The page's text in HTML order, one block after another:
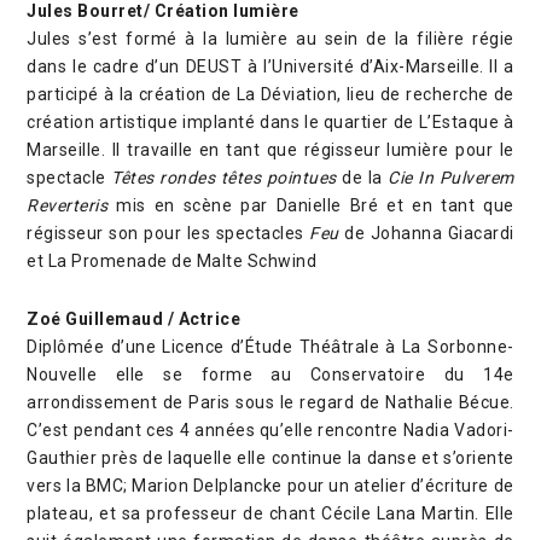
Jules Bourret/ Création lumière
Jules s’est formé à la lumière au sein de la filière régie
dans le cadre d’un DEUST à l’Université d’Aix-Marseille. Il a
participé à la création de La Déviation, lieu de recherche de
création artistique implanté dans le quartier de L’Estaque à
Marseille. Il travaille en tant que régisseur lumière pour le
spectacle Têtes rondes têtes pointuesde la Cie In Pulverem
Reverterismis en scène par Danielle Bré et en tant que
régisseur son pour les spectacles Feude Johanna Giacardi
et La Promenade de Malte Schwind
Zoé Guillemaud / Actrice
Diplômée d’une Licence d’Étude Théâtrale à La Sorbonne-
Nouvelle elle se forme au Conservatoire du 14e
arrondissement de Paris sous le regard de Nathalie Bécue.
C’est pendant ces 4 années qu’elle rencontre Nadia Vadori-
Gauthier près de laquelle elle continue la danse et s’oriente
vers la BMC; Marion Delplancke pour un atelier d’écriture de
plateau, et sa professeur de chant Cécile Lana Martin. Elle